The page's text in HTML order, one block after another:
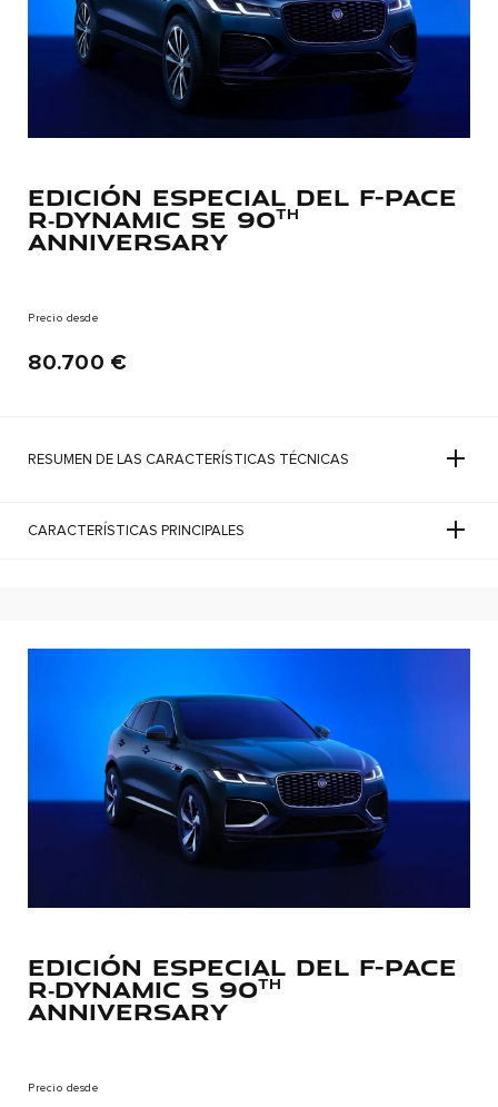
EDICIÓN ESPECIAL DEL F-PACE
R‑DYNAMIC SE 90th
ANNIVERSARY
Precio desde
80.700 €
RESUMEN DE LAS CARACTERÍSTICAS TÉCNICAS
CARACTERÍSTICAS PRINCIPALES
EDICIÓN ESPECIAL DEL F-PACE
R‑DYNAMIC S 90th
ANNIVERSARY
Precio desde